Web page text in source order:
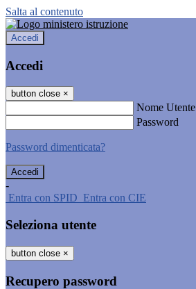
Salta al contenuto
Accedi
Accedi
button close ×
Nome Utente
Password
Password dimenticata?
-
Entra con SPID Entra con CIE
Seleziona utente
button close ×
Recupero password